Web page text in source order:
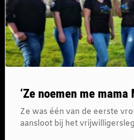
‘Ze noemen me mama
Ze was één van de eerste
aansloot bij het